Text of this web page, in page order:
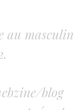
au masculin
blog